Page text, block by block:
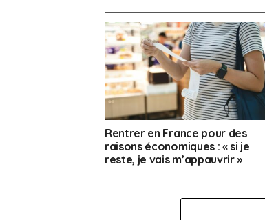
Rentrer en France pour des
raisons économiques : « si je
reste, je vais m’appauvrir »